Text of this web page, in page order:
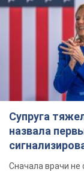
Супруга
назвала
Сначала врачи не